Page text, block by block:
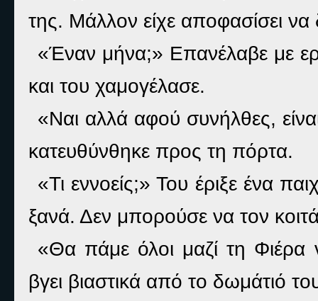
της. Μάλλον είχε αποφασίσει να
«Έναν μήνα;» Επανέλαβε με
και του χαμογέλασε.
«Ναι αλλά αφού συνήλθες,
κατευθύνθηκε προς τη πόρτα.
«Τι εννοείς;» Του έριξε ένα
ξανά. Δεν μπορούσε να τον
«Θα πάμε όλοι μαζί τη Φιέρα
βγει βιαστικά από το δωμάτιό